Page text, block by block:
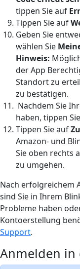
tippen Sie auf
Tippen Sie auf
Geben Sie
wählen Sie
Hinweis:
der App
Standort zu
zu bestätigen.
Nachdem Sie
haben, tippen
Tippen Sie auf
Amazon- und
Sie oben rechts
zu umgehen.
Nach erfolgreichem
sind Sie in Ihrem
Probleme haben
Kontoerstellung
Support.
Anmelden in